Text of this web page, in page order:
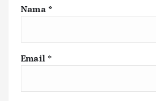
Nama *
Email *